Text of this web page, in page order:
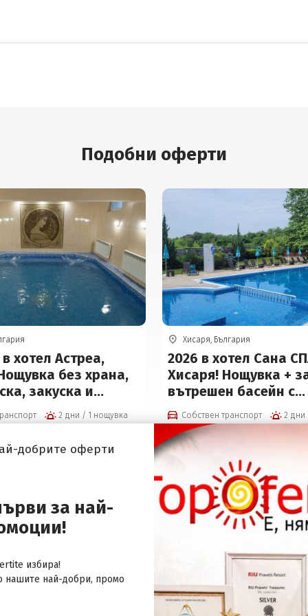
Подобни оферти
хотел Астреа,
без храна,
закуска и
All Inclusive +
басейн, 2 сауни,
и външен басейн
на цени от 37 €
2 дни / 1 нощувка
37 .00 .37
Хисаря, България
2026 в хотел Сана
Хисаря! Нощувка +
вътрешен басейн с
минерална вода,
джакузи и СПА
Безплатно за деца
цени от 42 € на човек
Собствен транспорт
Цена от: 42 .00 /82
добрите оферти
за най-
избира!
нашите най-добри, промо